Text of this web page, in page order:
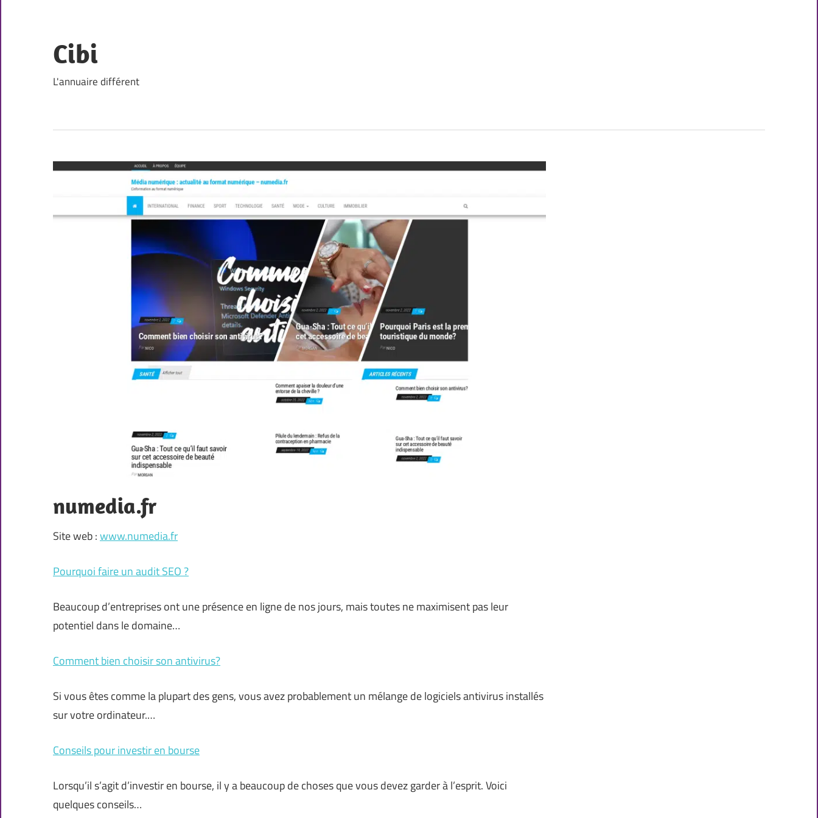
content
Cibi
L'annuaire différent
numedia.fr
Site web :www.numedia.fr
Pourquoi faire un audit SEO ?
Beaucoup d’entreprises ont une présence en ligne de nos jours, mais toutes ne maximisent pas leur
potentiel dans le domaine…
Comment bien choisir son antivirus?
Si vous êtes comme la plupart des gens, vous avez probablement un mélange de logiciels antivirus installés
sur votre ordinateur.…
Conseils pour investir en bourse
Lorsqu’il s’agit d’investir en bourse, il y a beaucoup de choses que vous devez garder à l’esprit. Voici
quelques conseils…